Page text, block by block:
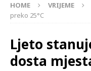
HOME VRIJEME
preko 25°C
Ljeto
dosta